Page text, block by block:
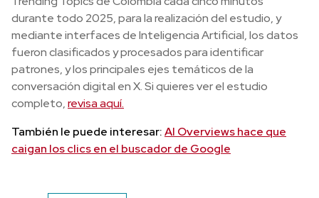
durante todo 2025, para la realización del estudio, y
mediante interfaces de Inteligencia Artificial, los datos
fueron clasificados y procesados para identificar
patrones, y los principales ejes temáticos de la
conversación digital en X. Si quieres ver el estudio
completo,revisa aquí.
También le puede interesar:AI Overviews hace que
caigan los clics en el buscador de Google